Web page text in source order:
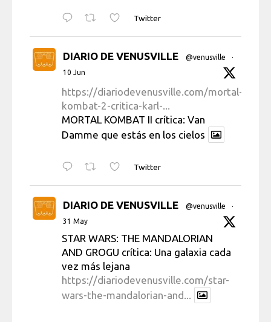
Twitter
DIARIO DE VENUSVILLE @venusville
·
10 Jun
https://diariodevenusville.com/mortal-
kombat-2-critica-karl-...
MORTAL KOMBAT II crítica: Van
Damme que estás en los cielos
Twitter
DIARIO DE VENUSVILLE @venusville
·
31 May
STAR WARS: THE MANDALORIAN
AND GROGU crítica: Una galaxia cada
vez más lejana
https://diariodevenusville.com/star-
wars-the-mandalorian-and...